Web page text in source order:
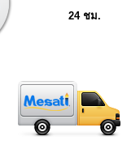
24 ชม.